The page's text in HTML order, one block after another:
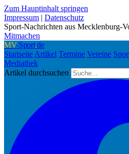
Zum Hauptinhalt springen
Impressum | Datenschutz
Sport-Nachrichten aus Mecklenburg-
Mitmachen
MV-Sport.de
Startseite Artikel Termine Vereine
Mediathek
Artikel durchsuchen